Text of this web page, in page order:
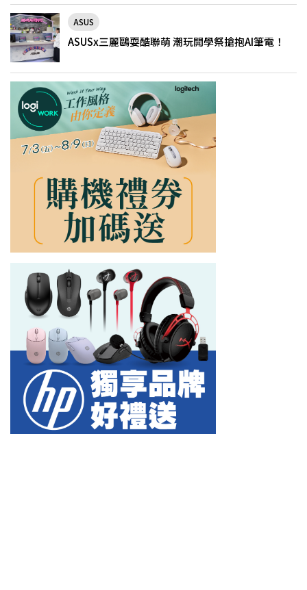
ASUS
ASUSx三麗鷗耍酷聯萌 潮玩開學祭搶抱AI筆電！